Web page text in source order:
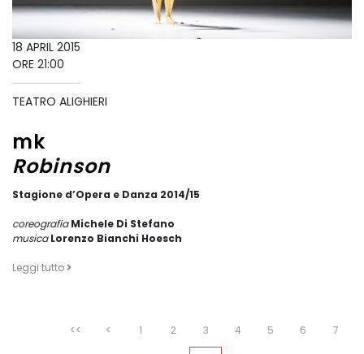
18 APRIL 2015
ORE 21:00
TEATRO ALIGHIERI
mk
Robinson
Stagione d’Opera e Danza 2014/15
coreografia Michele Di Stefano
musica Lorenzo Bianchi Hoesch
Leggi tutto
<< < 1 2 3 4 5 6 7